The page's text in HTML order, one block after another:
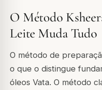
O Método
Leite Muda Tudo
O método de
o que o distingue
óleos Vata. O método